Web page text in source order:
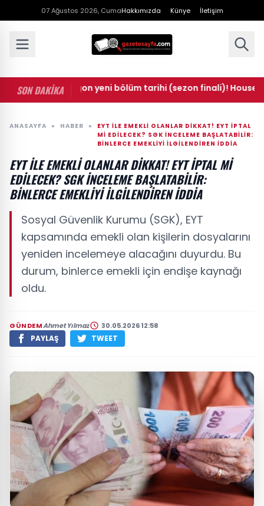
07 Ağustos 2026, CumaHakkımızda Künye İletişim
SON DAKİKA
of the Dragon yeni bölüm tarihi (sezon finali)! House of the
ANASAYFA » HABER »
EYT ILE EMEKLI OLANLAR DIKKAT! EYT IPTAL
MI EDILECEK? SGK INCELEME BAŞLATABILIR:
BINLERCE EMEKLIYI ILGILENDIREN IDDIA
EYT ILE EMEKLI OLANLAR DIKKAT! EYT IPTAL MI
EDILECEK? SGK INCELEME BAŞLATABILIR:
BINLERCE EMEKLIYI ILGILENDIREN IDDIA
Sosyal Güvenlik Kurumu (SGK), EYT
kapsamında emekli olan kişilerin dosyalarını
yeniden incelemeye alacağını duyurdu. Bu
durum, binlerce emekli için endişe kaynağı
oldu.
GÜNDEMAhmet Yılmaz 30.05.2026 12:58
PAYLAŞ TWEET